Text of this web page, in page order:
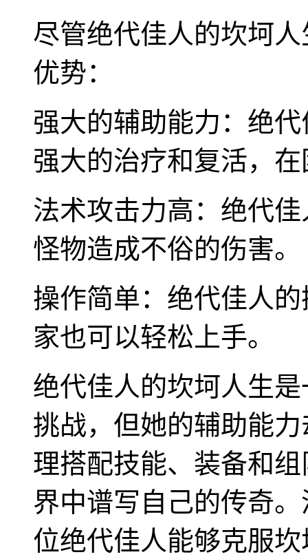
尽管绝代佳人的坎坷
优势：
强大的辅助能力：绝
强大的治疗和复活，
法术攻击力高：绝代
怪物造成不俗的伤害。
操作简单：绝代佳人
家也可以轻松上手。
绝代佳人的坎坷人生
挑战，但她的辅助能
理搭配技能、装备和
界中谱写自己的传奇
位绝代佳人能够克服